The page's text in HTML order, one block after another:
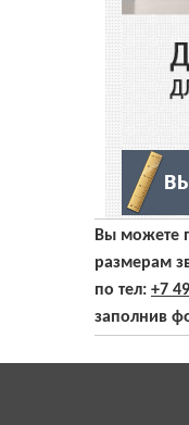
Вы можете
размерам
по тел: +7
заполнив